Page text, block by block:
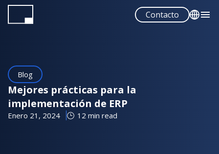
Pasar
Contacto
Blog
Mejores prácticas para la
implementación de ERP
Enero 21, 2024 12 min read